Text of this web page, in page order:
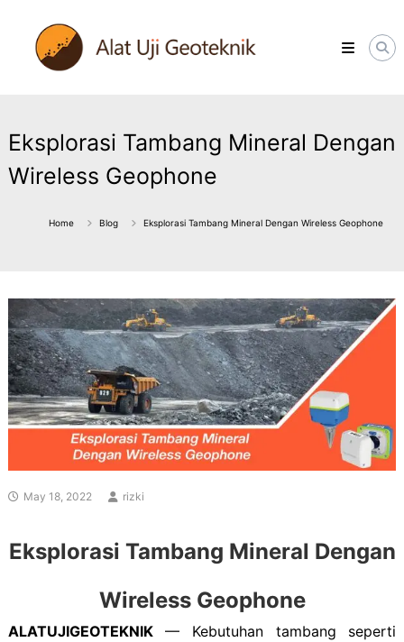
content
ALATUJIGEOTEKNIK.COM
DISTRIBUTOR
INSTRUMENT
Eksplorasi Tambang Mineral Dengan
Wireless Geophone
Home Blog Eksplorasi Tambang Mineral Dengan Wireless Geophone
May 18, 2022 rizki
Eksplorasi Tambang Mineral Dengan
Wireless Geophone
ALATUJIGEOTEKNIK— Kebutuhan tambang seperti